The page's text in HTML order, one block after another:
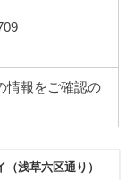
情報をご確認の
浅草六区通り）